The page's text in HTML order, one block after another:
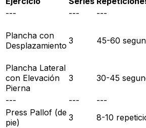
---
--- ---
Plancha con
Desplazamiento 3 45-60
Plancha Lateral
con Elevación
Pierna
3 30-45
---
--- ---
Press Pallof (de
pie)
3 8-10